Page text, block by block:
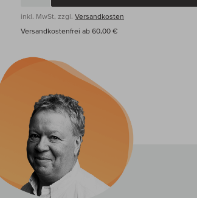
inkl. MwSt, zzgl. Versandkosten
Versandkostenfrei ab 60,00 €